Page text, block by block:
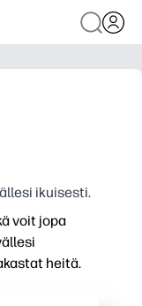
ikuisesti.
voit jopa
heitä.